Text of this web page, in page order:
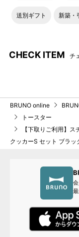
旧仕様
送別ギフト 新築・
CHECK ITEM チ
BRUNO online
トースター
【下取りご利用】
クッカーS セット ブラッ